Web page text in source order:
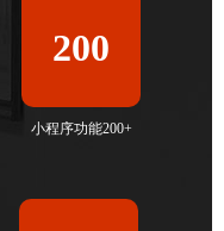
200
小程序功能200+